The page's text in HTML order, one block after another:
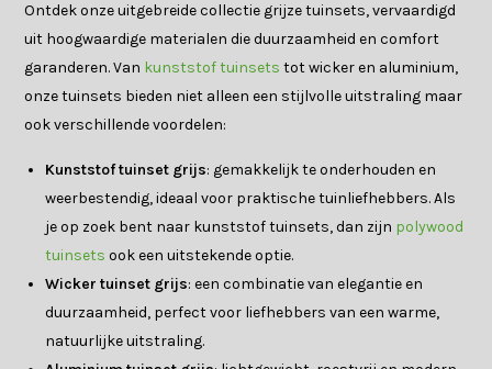
Ontdek onze uitgebreide collectie grijze tuinsets, vervaardigd
uit hoogwaardige materialen die duurzaamheid en comfort
garanderen. Van kunststof tuinsets tot wicker en aluminium,
onze tuinsets bieden niet alleen een stijlvolle uitstraling maar
ook verschillende voordelen:
Kunststof tuinset grijs: gemakkelijk te onderhouden en
weerbestendig, ideaal voor praktische tuinliefhebbers. Als
je op zoek bent naar kunststof tuinsets, dan zijn polywood
tuinsets ook een uitstekende optie.
Wicker tuinset grijs: een combinatie van elegantie en
duurzaamheid, perfect voor liefhebbers van een warme,
natuurlijke uitstraling.